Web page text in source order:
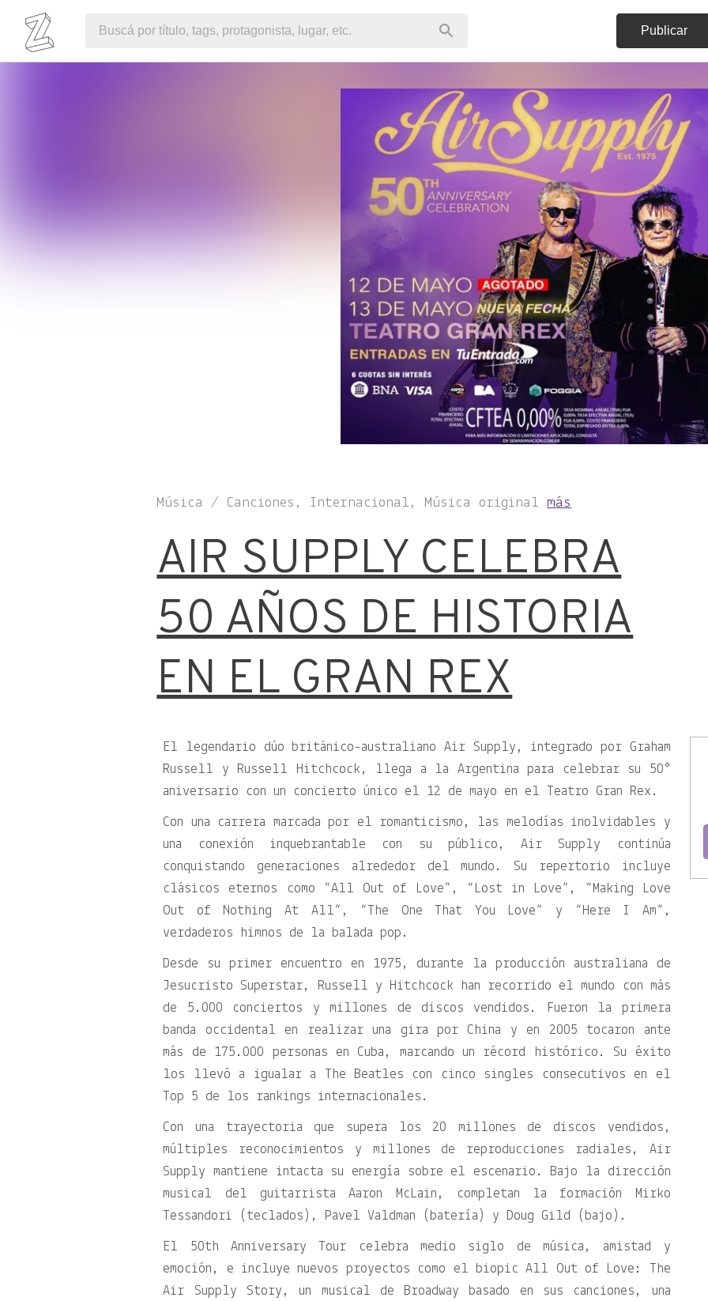
Publicar
Música / Canciones, Internacional, Música originalmás
AIR SUPPLY CELEBRA
50 AÑOS DE HISTORIA
EN EL GRAN REX
El legendario dúo británico-australiano Air Supply, integrado por Graham
Russell y Russell Hitchcock, llega a la Argentina para celebrar su 50°
aniversario con un concierto único el 12 de mayo en el Teatro Gran Rex.
Con una carrera marcada por el romanticismo, las melodías inolvidables y
una conexión inquebrantable con su público, Air Supply continúa
conquistando generaciones alrededor del mundo. Su repertorio incluye
clásicos eternos como “All Out of Love”, “Lost in Love”, “Making Love
Out of Nothing At All”, “The One That You Love” y “Here I Am”,
verdaderos himnos de la balada pop.
Desde su primer encuentro en 1975, durante la producción australiana de
Jesucristo Superstar, Russell y Hitchcock han recorrido el mundo con más
de 5.000 conciertos y millones de discos vendidos. Fueron la primera
banda occidental en realizar una gira por China y en 2005 tocaron ante
más de 175.000 personas en Cuba, marcando un récord histórico. Su éxito
los llevó a igualar a The Beatles con cinco singles consecutivos en el
Top 5 de los rankings internacionales.
Con una trayectoria que supera los 20 millones de discos vendidos,
múltiples reconocimientos y millones de reproducciones radiales, Air
Supply mantiene intacta su energía sobre el escenario. Bajo la dirección
musical del guitarrista Aaron McLain, completan la formación Mirko
Tessandori (teclados), Pavel Valdman (batería) y Doug Gild (bajo).
El 50th Anniversary Tour celebra medio siglo de música, amistad y
emoción, e incluye nuevos proyectos como el biopic All Out of Love: The
Air Supply Story, un musical de Broadway basado en sus canciones, una